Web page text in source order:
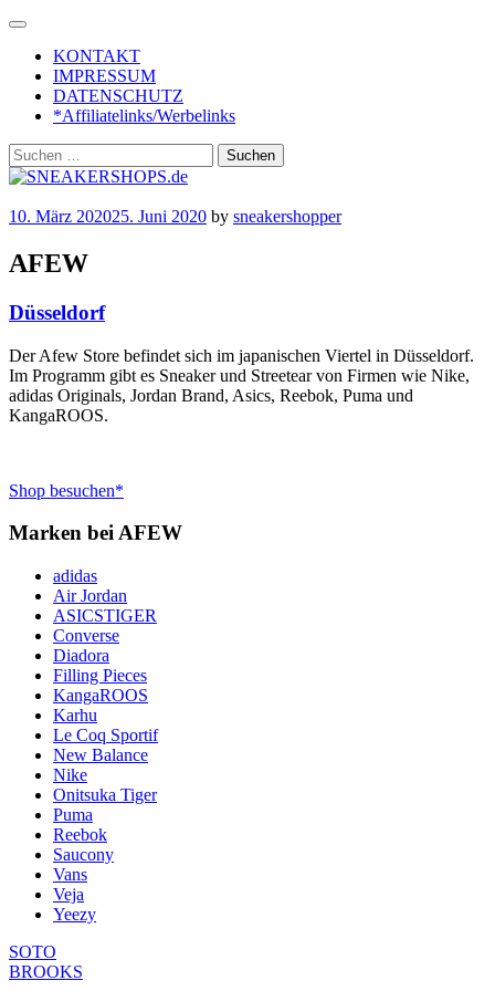
Skip
contentKONTAKT
IMPRESSUM
DATENSCHUTZ
*Affiliatelinks/Werbelinks
Suchen
nach:
10. März 202025. Juni 2020 by sneakershopper
AFEW
Düsseldorf
Der Afew Store befindet sich im japanischen Viertel in Düsseldorf.
Im Programm gibt es Sneaker und Streetear von Firmen wie Nike,
adidas Originals, Jordan Brand, Asics, Reebok, Puma und
KangaROOS.
Shop besuchen*
Marken bei AFEW
adidas
Air Jordan
ASICSTIGER
Converse
Diadora
Filling Pieces
KangaROOS
Karhu
Le Coq Sportif
New Balance
Nike
Onitsuka Tiger
Puma
Reebok
Saucony
Vans
Veja
Yeezy
Beitragsnavigation
SOTO
BROOKS